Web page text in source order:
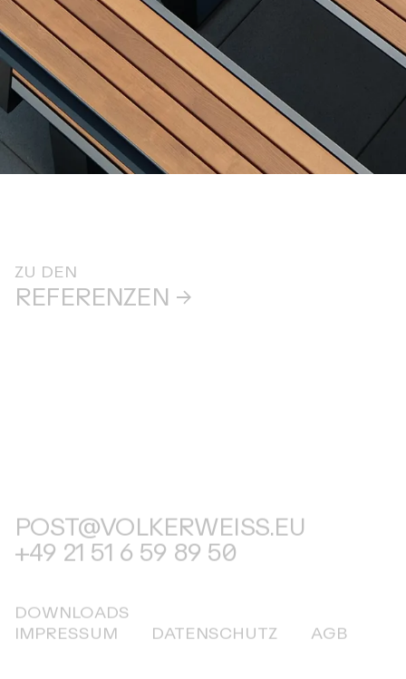
ZU DEN
REFERENZEN
POST@VOLKERWEISS.EU
+49 21 51 6 59 89 50
IMPRESSUM